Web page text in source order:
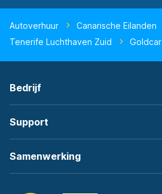
Autoverhuur Canarische Eilanden
Tenerife Luchthaven Zuid
Goldcar
Bedrijf
Support
Samenwerking